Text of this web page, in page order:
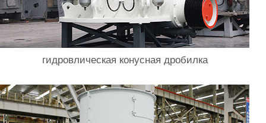
гидровлическая конусная дробилка